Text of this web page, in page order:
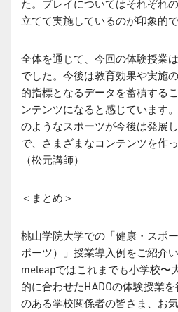
た。プレイについてはそれぞれ
立てて実施しているのが印象的で
全体を通じて、今回の体験授業
でした。今後は教育効果や実施
的指標となるデータを蓄積する
ンテンツになると感じています
のようなスポーツが今後は発展
で、さまざまなコンテンツを作
（松元講師）
＜まとめ＞
桃山学院大学での「健康・スポ
ポーツ）」授業導入例をご紹介
meleapではこれまでも小学校〜
的に合わせたHADOの体験授業
のある学校関係者の皆さま、お